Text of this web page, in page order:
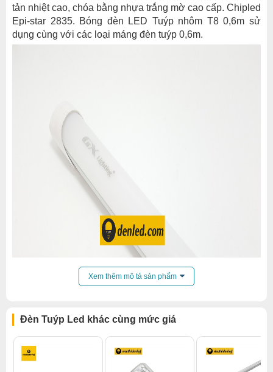
tản nhiệt cao, chóa bằng nhựa trắng mờ cao cấp. Chipled
Epi-star 2835. Bóng đèn LED Tuýp nhôm T8 0,6m sử
dụng cùng với các loại máng đèn tuýp 0,6m.
Xem thêm mô tả sản phẩm
Đèn Tuýp Led khác cùng mức giá